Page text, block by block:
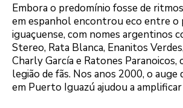
Embora o predomínio fosse de
em espanhol encontrou eco entre o
iguaçuense, com nomes argentinos
Stereo, Rata Blanca, Enanitos
Charly García e Ratones Paranoicos,
legião de fãs. Nos anos 2000, o auge
em Puerto Iguazú ajudou a